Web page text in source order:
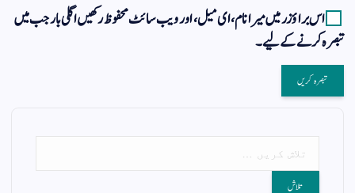
اس براؤزر میں میرا نام، ای میل، اور ویب سائٹ محفوظ رکھیں اگلی بار جب میں
تبصرہ کرنے کےلیے۔